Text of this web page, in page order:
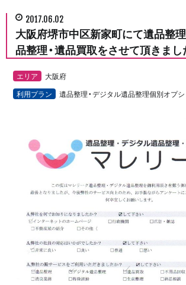
2017.06.02
大阪府堺市中区新家町にて遺品整
品整理・遺品買取をさせて頂きまし
エリア
大阪府
利用プラン
遺品整理・デジタル遺品整理個別オプ